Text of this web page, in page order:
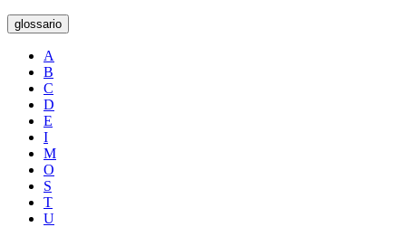
glossario
A
B
C
D
E
I
M
O
S
T
U